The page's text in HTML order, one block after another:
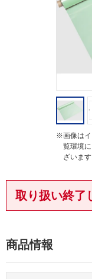
i
※画像はイ
覧環境
ざいます
取り扱い終了
商品情報